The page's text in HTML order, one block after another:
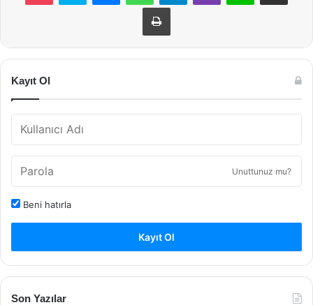
Yazdır
Kayıt Ol
Unuttunuz mu?
Beni hatırla
Kayıt Ol
Son Yazılar